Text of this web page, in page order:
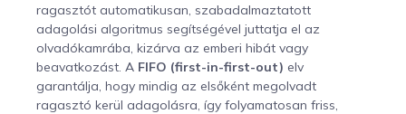
ragasztót automatikusan, szabadalmaztatott
adagolási algoritmus segítségével juttatja el az
olvadókamrába, kizárva az emberi hibát vagy
beavatkozást. A FIFO (first-in-first-out) elv
garantálja, hogy mindig az elsőként megolvadt
ragasztó kerül adagolásra, így folyamatosan friss,